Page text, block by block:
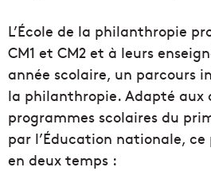
L’École de la philanthropie
CM1 et CM2 et à leurs
année scolaire, un parcours
la philanthropie. Adapté aux
programmes scolaires du
par l’Éducation nationale, ce
en deux temps :